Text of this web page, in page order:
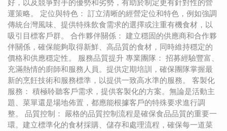
好，以及競爭對手的優勢和劣勢，有助於制定更有針對性的營
運策略。 定位與特色： 訂立清晰的經營定位和特色，例如強調
傳統台灣風味、提供特殊飲食需求的選擇或注重有機食材，以
吸引目標客戶群。 合作夥伴關係： 建立穩固的供應商和合作夥
伴關係，確保能夠取得新鮮、高品質的食材，同時維持穩定的
價格和供應穩定性。 服務品質提升 專業團隊： 招募經驗豐富、
充滿熱情的廚師和服務人員。提供定期培訓，確保團隊掌握最
新的烹飪技術和服務標準，以提供一致高水準的服務。 客製化
服務： 積極聆聽客戶需求，提供客製化的方案。無論是活動主
題、菜單還是場地佈置，都應能根據客戶的特殊要求進行調
整。 品質控制： 嚴格的品質控制流程是確保食品品質的重要一
環。建立標準化的食材採購、儲存和處理流程，確保每一道菜